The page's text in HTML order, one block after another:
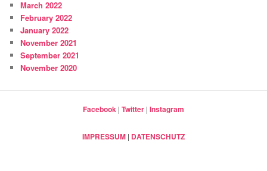
March 2022
February 2022
January 2022
November 2021
September 2021
November 2020
Facebook | Twitter | Instagram
IMPRESSUM | DATENSCHUTZ